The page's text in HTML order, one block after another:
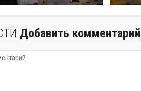
Добавить комментарий